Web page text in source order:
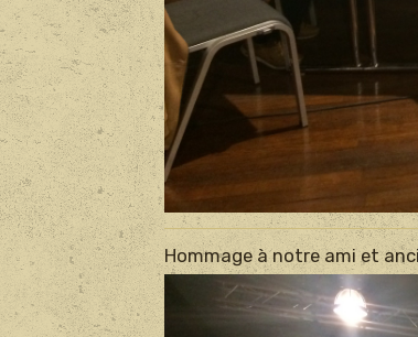
Hommage à notre ami et